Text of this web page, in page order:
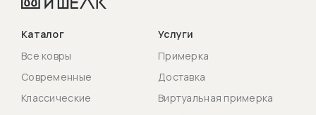
Каталог
Все ковры
Современные
Классические
Услуги
Примерка
Доставка
Виртуальная примерка